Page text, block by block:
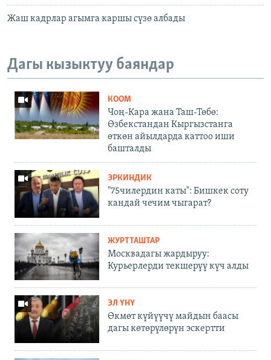
Жаш кадрлар агымга каршы сүзө албады
Дагы кызыктуу баяндар
КООМ
Чоң-Кара жана Таш-Төбө:
Өзбекстандан Кыргызстанга
өткөн айылдарда каттоо иши
башталды
ЭРКИНДИК
"75чилердин каты": Бишкек соту
кандай чечим чыгарат?
ЖУРТТАШТАР
Москвадагы жардыруу:
Курьерлерди текшерүү күч алды
ЭЛ ҮНҮ
Өкмөт күйүүчү майдын баасы
дагы көтөрүлөрүн эскертти